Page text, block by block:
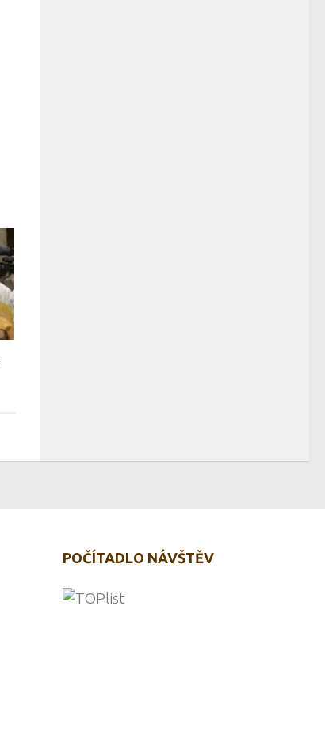
POČÍTADLO NÁVŠTĚV